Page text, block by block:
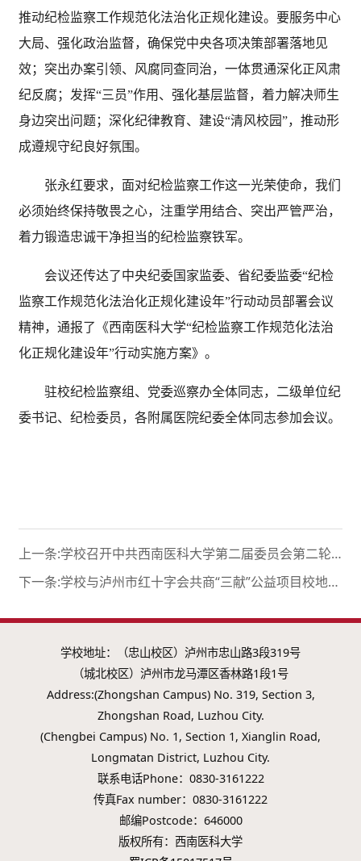
推动纪检监察工作规范化法治化正规化建设。要服务中心
大局、强化政治监督，确保党中央各项决策部署落地见
效；突出办案引领、风腐同查同治，一体贯通深化正风肃
纪反腐；发挥“三员”作用、强化基层监督，着力解决师生
身边突出问题；深化纪律教育、建设“清风校园”，推动形
成遵规守纪良好氛围。
张永红要求，面对纪检监察工作这一光荣使命，我们
必须始终保持敬畏之心，注重学用结合、突出严管严治，
着力锻造忠诚干净担当的纪检监察铁军。
会议还传达了中央纪委国家监委、省纪委监委“纪检
监察工作规范化法治化正规化建设年”行动动员部署会议
精神，通报了《西南医科大学“纪检监察工作规范化法治
化正规化建设年”行动实施方案》。
驻校纪检监察组、党委巡察办全体同志，二级单位纪
委书记、纪检委员，各附属医院纪委全体同志参加会议。
上一条:学校召开中共西南医科大学第二届委员会第二轮常规巡察动员部署会
下一条:学校与泸州市红十字会共商“三献”公益项目校地协作机制
学校地址：（忠山校区）泸州市忠山路3段319号
（城北校区）泸州市龙马潭区香林路1段1号
Address:(Zhongshan Campus) No. 319, Section 3,
Zhongshan Road, Luzhou City.
(Chengbei Campus) No. 1, Section 1, Xianglin Road,
Longmatan District, Luzhou City.
联系电话Phone：0830-3161222
传真Fax number：0830-3161222
邮编Postcode：646000
版权所有：西南医科大学